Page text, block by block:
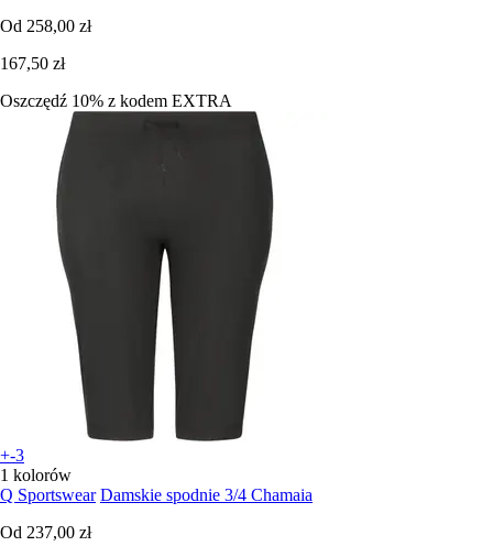
Od 258,00 zł
167,50 zł
Oszczędź 10% z kodem EXTRA
+-3
1 kolorów
Q Sportswear Damskie spodnie 3/4 Chamaia
Od 237,00 zł